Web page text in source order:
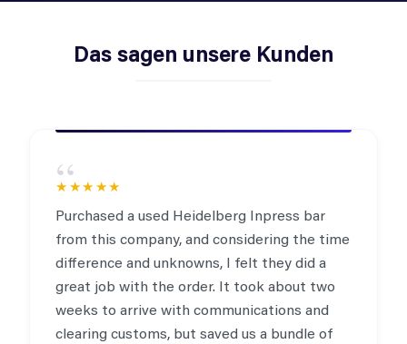
Das sagen unsere Kunden
“
★★★★★
Purchased a used Heidelberg Inpress bar
from this company, and considering the time
difference and unknowns, I felt they did a
great job with the order. It took about two
weeks to arrive with communications and
clearing customs, but saved us a bundle of